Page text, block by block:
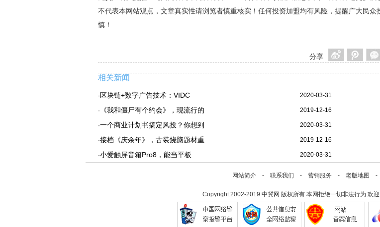
不代表本网站观点，文章真实性请浏览者慎重核实！任何投资加盟均有风险，提醒广大民众
慎！
分享
相关新闻
2020-03-31
· 区块链+数字广告技术：VIDC
2019-12-16
· 《我和僵尸有个约会》，现流行的
2020-03-31
·一个商业计划书搞定风投？你想到
2019-12-16
·接档《庆余年》，古装烧脑题材重
2020-03-31
·小爱触屏音箱Pro8，能当平板
网站简介 - 联系我们 - 营销服务 - 老版地图 -
Copyright.2002-2019 中冀网 版权所有 本网拒绝一切非法行为 欢